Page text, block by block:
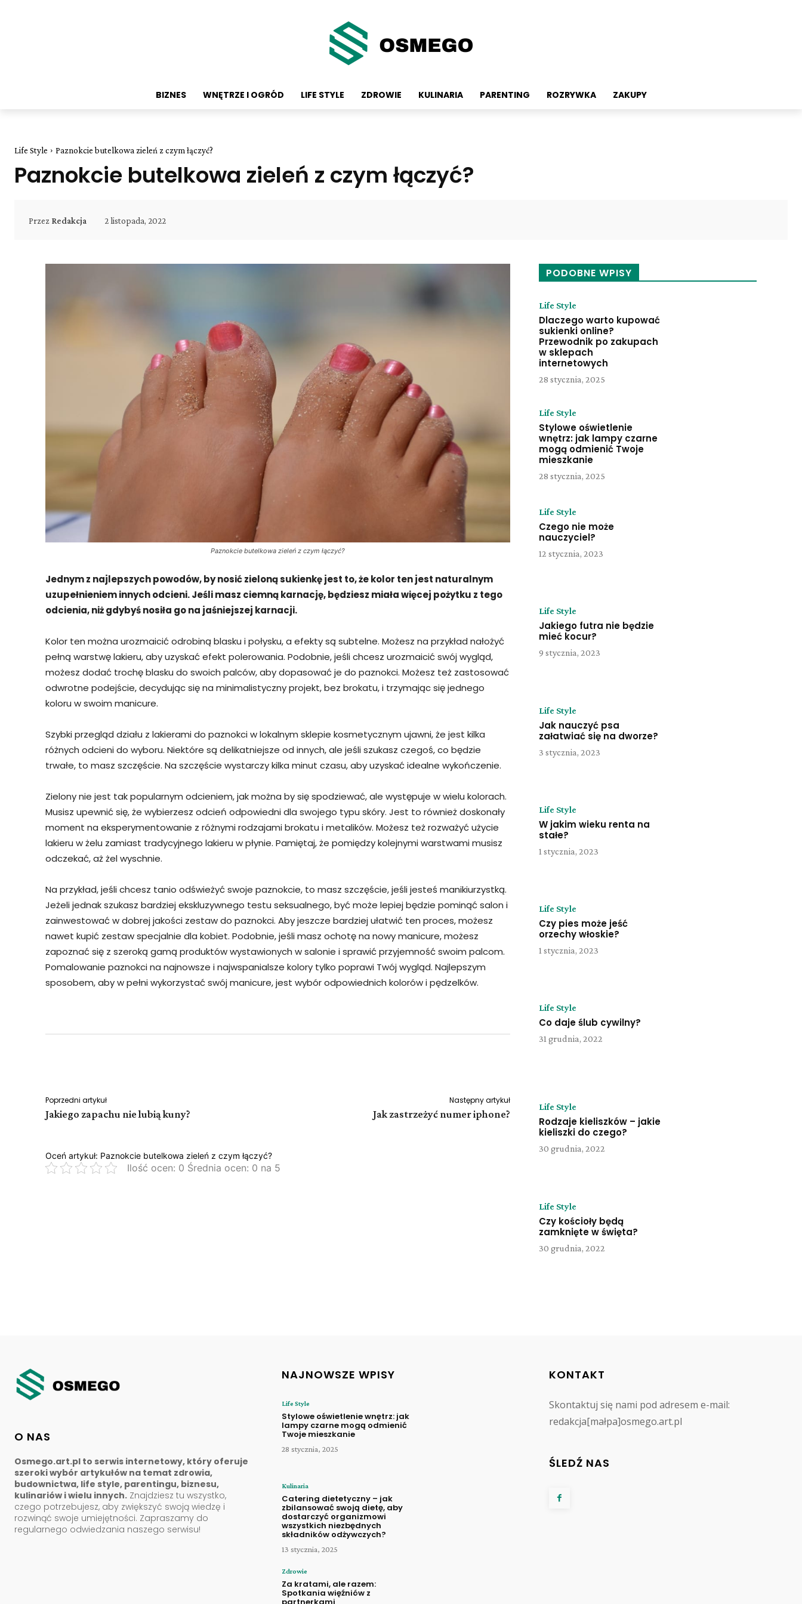
BIZNES WNĘTRZE I OGRÓD LIFE STYLE ZDROWIE KULINARIA PARENTING ROZRYWKA ZAKUPY
Life Style Paznokcie butelkowa zieleń z czym łączyć?
Paznokcie butelkowa zieleń z czym łączyć?
Przez Redakcja 2 listopada, 2022
Paznokcie butelkowa zieleń z czym łączyć?
Jednym z najlepszych powodów, by nosić zieloną sukienkę jest to, że kolor ten jest naturalnym
uzupełnieniem innych odcieni. Jeśli masz ciemną karnację, będziesz miała więcej pożytku z tego
odcienia, niż gdybyś nosiła go na jaśniejszej karnacji.
Kolor ten można urozmaicić odrobiną blasku i połysku, a efekty są subtelne. Możesz na przykład nałożyć
pełną warstwę lakieru, aby uzyskać efekt polerowania. Podobnie, jeśli chcesz urozmaicić swój wygląd,
możesz dodać trochę blasku do swoich palców, aby dopasować je do paznokci. Możesz też zastosować
odwrotne podejście, decydując się na minimalistyczny projekt, bez brokatu, i trzymając się jednego
koloru w swoim manicure.
Szybki przegląd działu z lakierami do paznokci w lokalnym sklepie kosmetycznym ujawni, że jest kilka
różnych odcieni do wyboru. Niektóre są delikatniejsze od innych, ale jeśli szukasz czegoś, co będzie
trwałe, to masz szczęście. Na szczęście wystarczy kilka minut czasu, aby uzyskać idealne wykończenie.
Zielony nie jest tak popularnym odcieniem, jak można by się spodziewać, ale występuje w wielu kolorach.
Musisz upewnić się, że wybierzesz odcień odpowiedni dla swojego typu skóry. Jest to również doskonały
moment na eksperymentowanie z różnymi rodzajami brokatu i metalików. Możesz też rozważyć użycie
lakieru w żelu zamiast tradycyjnego lakieru w płynie. Pamiętaj, że pomiędzy kolejnymi warstwami musisz
odczekać, aż żel wyschnie.
Na przykład, jeśli chcesz tanio odświeżyć swoje paznokcie, to masz szczęście, jeśli jesteś manikiurzystką.
Jeżeli jednak szukasz bardziej ekskluzywnego testu seksualnego, być może lepiej będzie pominąć salon i
zainwestować w dobrej jakości zestaw do paznokci. Aby jeszcze bardziej ułatwić ten proces, możesz
nawet kupić zestaw specjalnie dla kobiet. Podobnie, jeśli masz ochotę na nowy manicure, możesz
zapoznać się z szeroką gamą produktów wystawionych w salonie i sprawić przyjemność swoim palcom.
Pomalowanie paznokci na najnowsze i najwspanialsze kolory tylko poprawi Twój wygląd. Najlepszym
sposobem, aby w pełni wykorzystać swój manicure, jest wybór odpowiednich kolorów i pędzelków.
Poprzedni artykuł
Jakiego zapachu nie lubią kuny?
Następny artykuł
Jak zastrzeżyć numer iphone?
Oceń artykuł: Paznokcie butelkowa zieleń z czym łączyć?
Ilość ocen: 0 Średnia ocen: 0 na 5
PODOBNE WPISY
Life Style
Dlaczego warto kupować
sukienki online?
Przewodnik po zakupach
w sklepach
internetowych
28 stycznia, 2025
Life Style
Stylowe oświetlenie
wnętrz: jak lampy czarne
mogą odmienić Twoje
mieszkanie
28 stycznia, 2025
Life Style
Czego nie może
nauczyciel?
12 stycznia, 2023
Life Style
Jakiego futra nie będzie
mieć kocur?
9 stycznia, 2023
Life Style
Jak nauczyć psa
załatwiać się na dworze?
3 stycznia, 2023
Life Style
W jakim wieku renta na
stałe?
1 stycznia, 2023
Life Style
Czy pies może jeść
orzechy włoskie?
1 stycznia, 2023
Life Style
Co daje ślub cywilny?
31 grudnia, 2022
Life Style
Rodzaje kieliszków – jakie
kieliszki do czego?
30 grudnia, 2022
Life Style
Czy kościoły będą
zamknięte w święta?
30 grudnia, 2022
O NAS
Osmego.art.pl to serwis internetowy, który oferuje
szeroki wybór artykułów na temat zdrowia,
budownictwa, life style, parentingu, biznesu,
kulinariów i wielu innych. Znajdziesz tu wszystko,
czego potrzebujesz, aby zwiększyć swoją wiedzę i
rozwinąć swoje umiejętności. Zapraszamy do
regularnego odwiedzania naszego serwisu!
NAJNOWSZE WPISY
Life Style
Stylowe oświetlenie wnętrz: jak
lampy czarne mogą odmienić
Twoje mieszkanie
28 stycznia, 2025
Kulinaria
Catering dietetyczny – jak
zbilansować swoją dietę, aby
dostarczyć organizmowi
wszystkich niezbędnych
składników odżywczych?
13 stycznia, 2025
Zdrowie
Za kratami, ale razem:
Spotkania więźniów z
KONTAKT
Skontaktuj się nami pod adresem e-mail:
redakcja[małpa]osmego.art.pl
ŚLEDŹ NAS